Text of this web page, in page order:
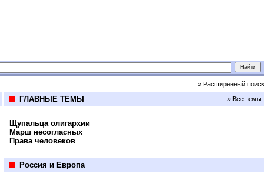
» Расширенный поиск
ГЛАВНЫЕ ТЕМЫ » Все темы
Щупальца олигархии
Марш несогласных
Права человеков
Россия и Европа